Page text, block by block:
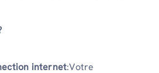
internet:Votre